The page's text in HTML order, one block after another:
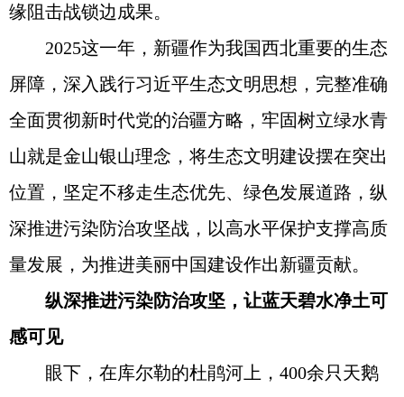
缘阻击战锁边成果。
2025这一年，新疆作为我国西北重要的生态
屏障，深入践行习近平生态文明思想，完整准确
全面贯彻新时代党的治疆方略，牢固树立绿水青
山就是金山银山理念，将生态文明建设摆在突出
位置，坚定不移走生态优先、绿色发展道路，纵
深推进污染防治攻坚战，以高水平保护支撑高质
量发展，为推进美丽中国建设作出新疆贡献。
纵深推进污染防治攻坚，让蓝天碧水净土可
感可见
眼下，在库尔勒的杜鹃河上，400余只天鹅